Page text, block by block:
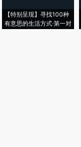
【特别呈现】寻找100种
有意思的生活方式·第一对